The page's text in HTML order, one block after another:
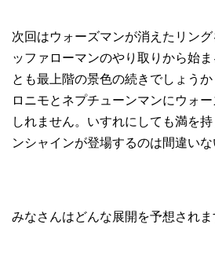
次回はウォーズマンが消えたリン
ッファローマンのやり取りから始
とも最上階の景色の続きでしょう
ロニモとネプチューンマンにウォ
しれません。いすれにしても満を
ンシャインが登場するのは間違いな
みなさんはどんな展開を予想されま